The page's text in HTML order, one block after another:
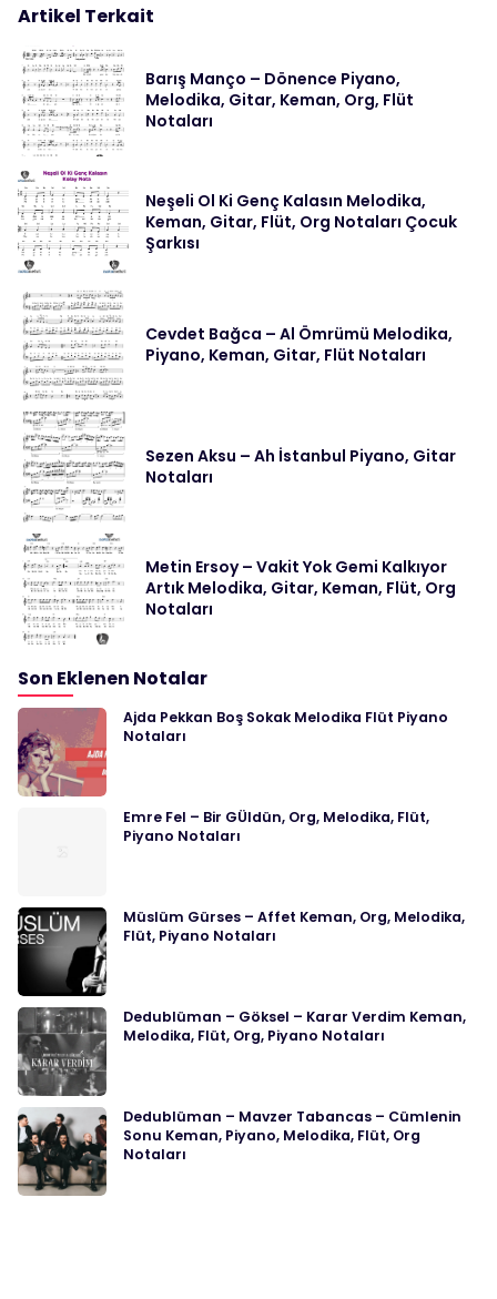
Artikel Terkait
Barış Manço – Dönence Piyano,
Melodika, Gitar, Keman, Org, Flüt
Notaları
Neşeli Ol Ki Genç Kalasın Melodika,
Keman, Gitar, Flüt, Org Notaları Çocuk
Şarkısı
Cevdet Bağca – Al Ömrümü Melodika,
Piyano, Keman, Gitar, Flüt Notaları
Sezen Aksu – Ah İstanbul Piyano, Gitar
Notaları
Metin Ersoy – Vakit Yok Gemi Kalkıyor
Artık Melodika, Gitar, Keman, Flüt, Org
Notaları
Son Eklenen Notalar
Ajda Pekkan Boş Sokak Melodika Flüt Piyano
Notaları
Emre Fel – Bir GÜldün, Org, Melodika, Flüt,
Piyano Notaları
Müslüm Gürses – Affet Keman, Org, Melodika,
Flüt, Piyano Notaları
Dedublüman – Göksel – Karar Verdim Keman,
Melodika, Flüt, Org, Piyano Notaları
Dedublüman – Mavzer Tabancas – Cümlenin
Sonu Keman, Piyano, Melodika, Flüt, Org
Notaları